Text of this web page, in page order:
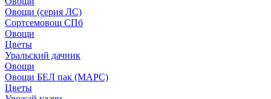
Овощи (серия ЛС)
Сортсемовощ СПб
Овощи
Цветы
Уральский дачник
Овощи
Овощи БЕЛ пак (МАРС)
Цветы